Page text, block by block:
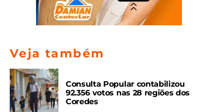
Veja também
Consulta Popular contabilizou
92.356 votos nas 28 regiões dos
Coredes